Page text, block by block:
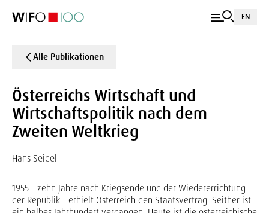
EN
Alle Publikationen
Österreichs Wirtschaft und
Wirtschaftspolitik nach dem
Zweiten Weltkrieg
Hans Seidel
1955 – zehn Jahre nach Kriegsende und der Wiedererrichtung
der Republik – erhielt Österreich den Staatsvertrag. Seither ist